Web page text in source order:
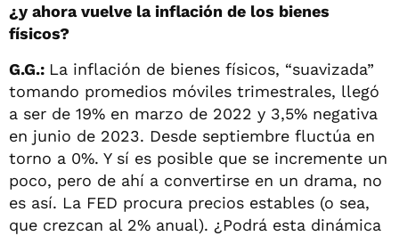
¿y ahora vuelve la inflación de los bienes
físicos?
G.G.: La inflación de bienes físicos, “suavizada”
tomando promedios móviles trimestrales, llegó
a ser de 19% en marzo de 2022 y 3,5% negativa
en junio de 2023. Desde septiembre fluctúa en
torno a 0%. Y sí es posible que se incremente un
poco, pero de ahí a convertirse en un drama, no
es así. La FED procura precios estables (o sea,
que crezcan al 2% anual). ¿Podrá esta dinámica